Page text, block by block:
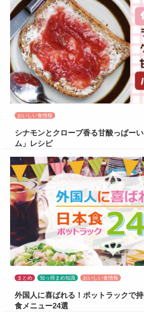
おいしい食情報
シナモンとクローブ香る甘酸っぱー
ム」レシピ
まとめ 知っ得まめ知識 おいしい食情報
外国人に喜ばれる！ポットラックで
食メニュー24選